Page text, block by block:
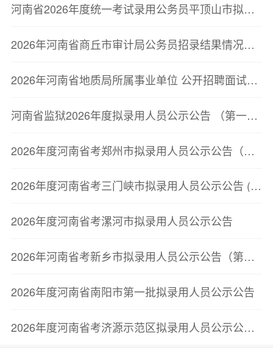
河南省2026年度统一考试录用公务员平顶山市拟录用人员公示公告
2026年河南省商丘市审计局公务员招录结果情况公示
2026年河南省地质局所属事业单位 公开招聘面试资格确认公告
河南省监狱2026年度拟录用人员公示公告 （第一批）
2026年度河南省考郑州市拟录用人员公示公告（第二批）
2026年度河南省考三门峡市拟录用人员公示公告 (第一批)
2026年度河南省考漯河市拟录用人员公示公告
2026年河南省考新乡市拟录用人员公示公告（第一批）
2026年度河南省南阳市第一批拟录用人员公示公告
2026年度河南省考济源示范区拟录用人员公示公告（第一批）